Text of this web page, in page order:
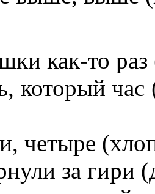
как-то раз
который час
четыре
за гири